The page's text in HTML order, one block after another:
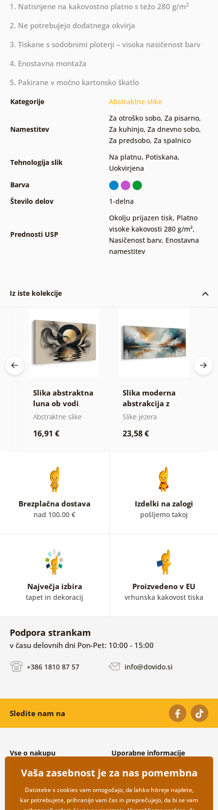
1. Natisnjene na kakovostno platno s težo 280 g/m2
2. Ne potrebujejo dodatnega okvirja
3. Tiskane s sodobnimi ploterji – visoka nasičenost barv
4. Enostavna montaža
5. Pakirane v močno kartonsko škatlo
Kategorije Abstraktne slike
Namestitev
Za otroško sobo, Za pisarno,
Za kuhinjo, Za dnevno sobo,
Za predsobo, Za spalnico
Tehnologija slik
Na platnu, Potiskana,
Uokvirjena
Barva
Število delov
1-delna
Prednosti USP
Okolju prijazen tisk, Platno
visoke kakovosti 280 g/m²,
Nasičenost barv, Enostavna
namestitev
Iz iste kolekcije
Slika abstraktna
luna ob vodi
Abstraktne slike
16,91 €
Slika moderna
abstrakcija z
naravo
Slike jezera
23,58 €
Brezplačna dostava
nad 100.00 €
Izdelki na zalogi
pošljemo takoj
Največja izbira
tapet in dekoracij
Proizvedeno v EU
vrhunska kakovost tiska
Podpora strankam
v času delovnih dni Pon-Pet: 10:00 - 15:00
+386 1810 87 57 info@dovido.si
Sledite nam na
Vse o nakupu
Splošni in reklamacijski pogoji
Varovanje osebnih podatkov
Možnosti dostave in plačila
Vračilo blaga
Uporabne informacije
Pogosto zastavljena vprašanja
Kontakti
Veleprodaja
Vaša zasebnost je za nas pomembna
Datoteke s cookies vam omogočajo, da lahko hitreje najdete,
kar potrebujete, prihranijo vam čas in preprečujejo, da bi se vam